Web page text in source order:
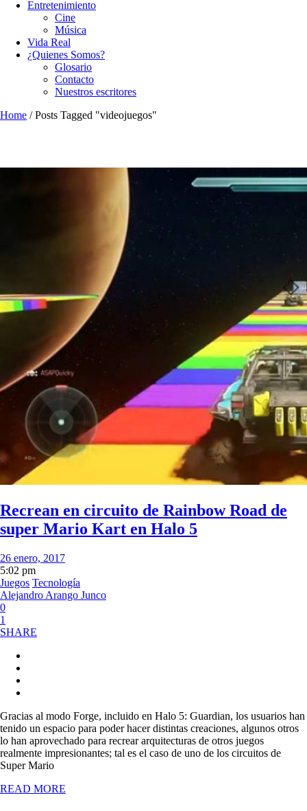
Entretenimiento
Cine
Música
Vida Real
¿Quienes Somos?
Glosario
Contacto
Nuestros escritores
Home /Posts Tagged "videojuegos"
Recrean en circuito de Rainbow Road de
super Mario Kart en Halo 5
26 enero, 2017
5:02 pm
Juegos Tecnología
Alejandro Arango Junco
0
1
SHARE
Gracias al modo Forge, incluido en Halo 5: Guardian, los usuarios han
tenido un espacio para poder hacer distintas creaciones, algunos otros
lo han aprovechado para recrear arquitecturas de otros juegos
realmente impresionantes; tal es el caso de uno de los circuitos de
Super Mario
READ MORE